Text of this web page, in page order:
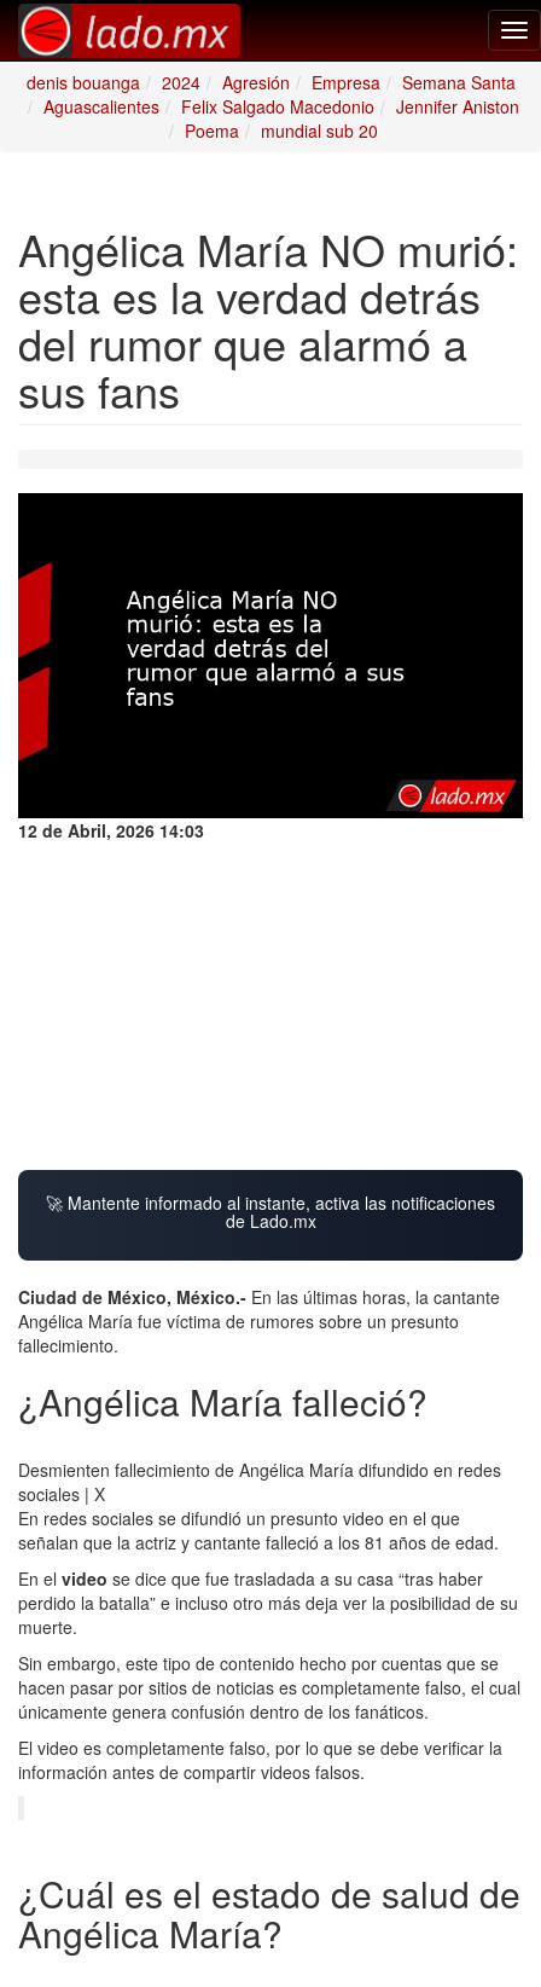
denis bouanga
2024 Agresión Empresa
Semana Santa
Aguascalientes
Felix Salgado Macedonio
Jennifer Aniston
Poema
mundial sub 20
Angélica María NO murió:
esta es la verdad detrás
del rumor que alarmó a
sus fans
12 de Abril, 2026 14:03
🚀 Mantente informado al instante, activa las notificaciones
de Lado.mx
Ciudad de México, México.- En las últimas horas, la cantante
Angélica María fue víctima de rumores sobre un presunto
fallecimiento.
¿Angélica María falleció?
Desmienten fallecimiento de Angélica María difundido en redes
sociales | X
En redes sociales se difundió un presunto video en el que
señalan que la actriz y cantante falleció a los 81 años de edad.
En el video se dice que fue trasladada a su casa “tras haber
perdido la batalla” e incluso otro más deja ver la posibilidad de su
muerte.
Sin embargo, este tipo de contenido hecho por cuentas que se
hacen pasar por sitios de noticias es completamente falso, el cual
únicamente genera confusión dentro de los fanáticos.
El video es completamente falso, por lo que se debe verificar la
información antes de compartir videos falsos.
¿Cuál es el estado de salud de
Angélica María?